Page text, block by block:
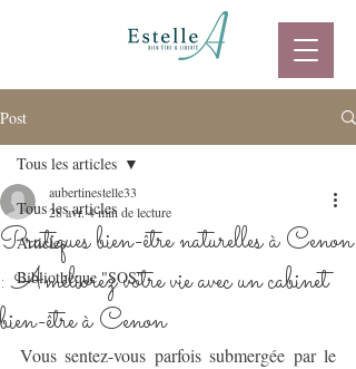
Post
Tous les articles
Articles
Bibliothèque "SOS"
Tous les articles
Pratiques bien-être naturelles à Cenon
: Améliorez votre vie avec un cabinet
bien-être à Cenon
aubertinestelle33
28 avr.4 min de lecture
Vous sentez-vous parfois submergée par le